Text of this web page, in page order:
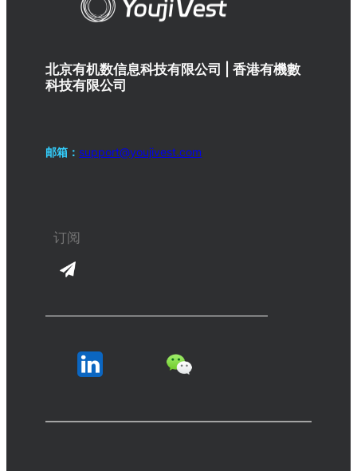
北京有机数信息科技有限公司 | 香港有機數
科技有限公司
邮箱： support@youjivest.com